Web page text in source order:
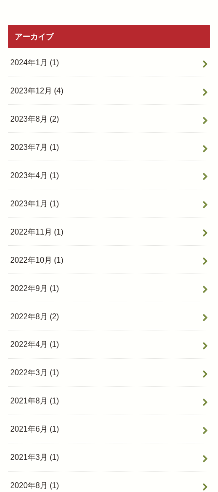
アーカイブ
2024年1月 (1)
2023年12月 (4)
2023年8月 (2)
2023年7月 (1)
2023年4月 (1)
2023年1月 (1)
2022年11月 (1)
2022年10月 (1)
2022年9月 (1)
2022年8月 (2)
2022年4月 (1)
2022年3月 (1)
2021年8月 (1)
2021年6月 (1)
2021年3月 (1)
2020年8月 (1)